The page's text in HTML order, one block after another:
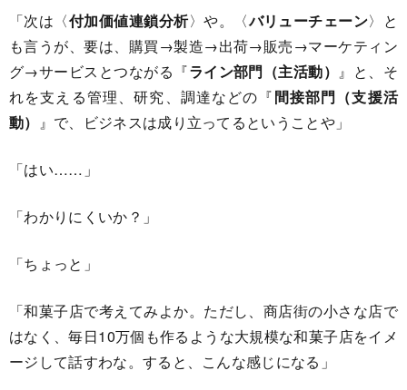
「次は〈付加価値連鎖分析〉や。〈バリューチェーン〉と
も言うが、要は、購買→製造→出荷→販売→マーケティン
グ→サービスとつながる『ライン部門（主活動） 』と、そ
れを支える管理、研究、調達などの『間接部門（支援活
動） 』で、ビジネスは成り立ってるということや」
「はい……」
「わかりにくいか？」
「ちょっと」
「和菓子店で考えてみよか。ただし、商店街の小さな店で
はなく、毎日10万個も作るような大規模な和菓子店をイメ
ージして話すわな。すると、こんな感じになる」